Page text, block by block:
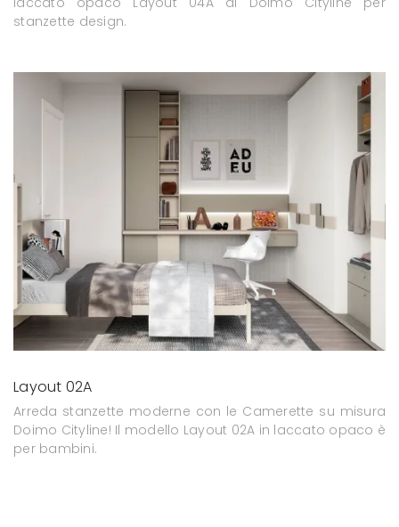
stanzette design.
Layout 02A
Arreda stanzette moderne con le Camerette su misura
Doimo Cityline! Il modello Layout 02A in laccato opaco è
per bambini.